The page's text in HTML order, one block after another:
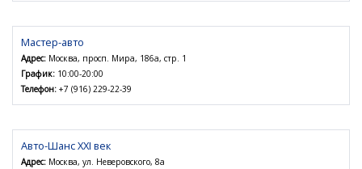
Мастер-авто
Адрес: Москва, просп. Мира, 186а, стр. 1
График: 10:00-20:00
Телефон: +7 (916) 229-22-39
Авто-Шанс XXI век
Адрес: Москва, ул. Неверовского, 8а